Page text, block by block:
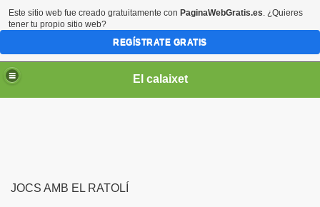
El calaixet
JOCS AMB EL RATOLÍ
Este sitio web fue creado gratuitamente con PaginaWebGratis.es. ¿Quieres
tener tu propio sitio web?
REGÍSTRATE GRATIS